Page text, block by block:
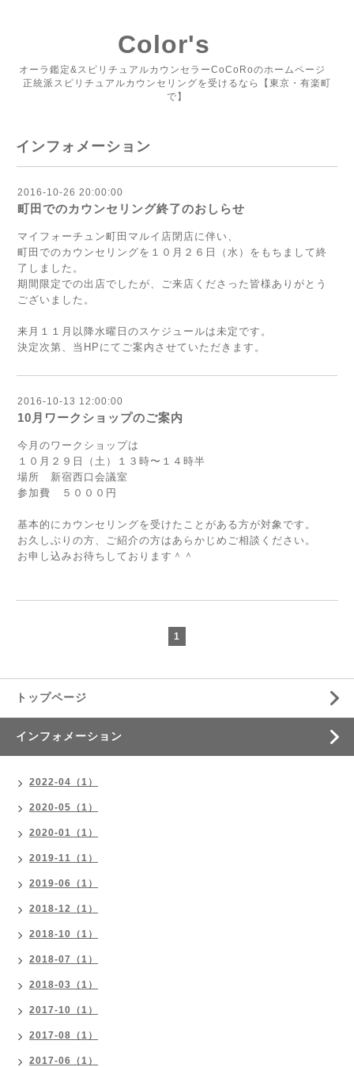
Color's
オーラ鑑定&スピリチュアルカウンセラーCoCoRoのホームページ
正統派スピリチュアルカウンセリングを受けるなら【東京・有楽町
で】
インフォメーション
2016-10-26 20:00:00
町田でのカウンセリング終了のおしらせ
マイフォーチュン町田マルイ店閉店に伴い、
町田でのカウンセリングを１０月２６日（水）をもちまして終
了しました。
期間限定での出店でしたが、ご来店くださった皆様ありがとう
ございました。
来月１１月以降水曜日のスケジュールは未定です。
決定次第、当HPにてご案内させていただきます。
2016-10-13 12:00:00
10月ワークショップのご案内
今月のワークショップは
１０月２９日（土）１３時〜１４時半
場所 新宿西口会議室
参加費 ５０００円
基本的にカウンセリングを受けたことがある方が対象です。
お久しぶりの方、ご紹介の方はあらかじめご相談ください。
お申し込みお待ちしております＾＾
1
トップページ
インフォメーション
2022-04（1）
2020-05（1）
2020-01（1）
2019-11（1）
2019-06（1）
2018-12（1）
2018-10（1）
2018-07（1）
2018-03（1）
2017-10（1）
2017-08（1）
2017-06（1）